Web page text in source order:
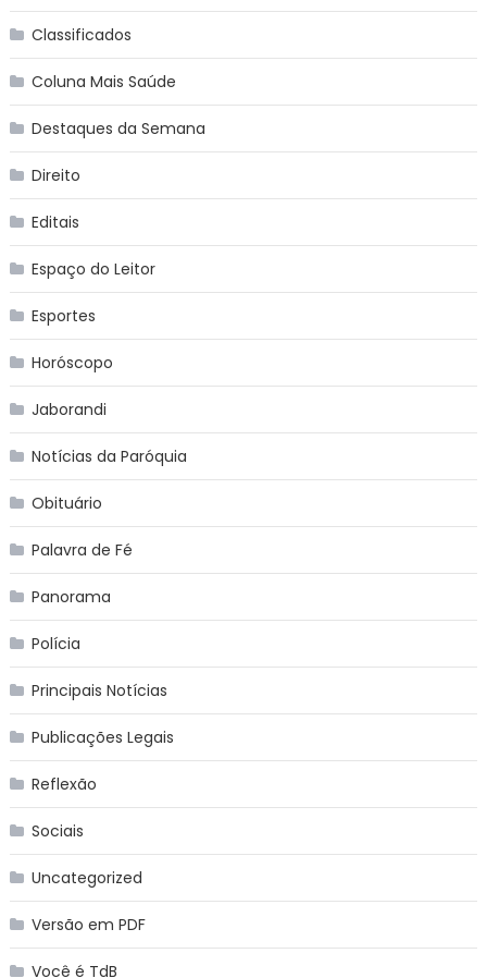
Classificados
Coluna Mais Saúde
Destaques da Semana
Direito
Editais
Espaço do Leitor
Esportes
Horóscopo
Jaborandi
Notícias da Paróquia
Obituário
Palavra de Fé
Panorama
Polícia
Principais Notícias
Publicações Legais
Reflexão
Sociais
Uncategorized
Versão em PDF
Você é TdB